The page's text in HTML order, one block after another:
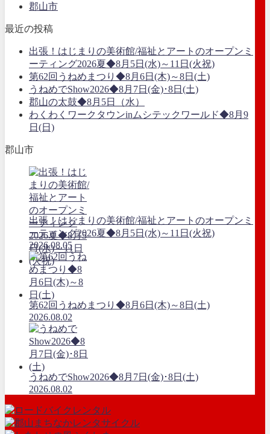
郡山市
最近の投稿
出張！はじまりの美術館/福祉とアートのオープンミ
ーティング2026夏◆8月5日(水)～11日(火祝)
第62回うねめまつり◆8月6日(木)～8日(土)
うねめでShow2026◆8月7日(金)･8日(土)
郡山の太鼓◆8月5日（水）
わくわくワークタウンinムシテックワールド◆8月9
日(日)
郡山市
出張！はじまりの美術館/福祉とアートのオープンミ
ーティング2026夏◆8月5日(水)～11日(火祝)
2026.08.05
第62回うねめまつり◆8月6日(木)～8日(土)
2026.08.02
うねめでShow2026◆8月7日(金)･8日(土)
2026.08.02